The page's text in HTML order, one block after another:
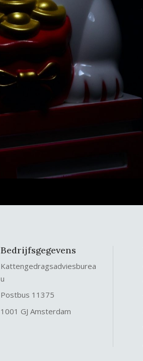
Bedrijfsgegevens
Kattengedragsadviesburea
u
Postbus 11375
1001 GJ Amsterdam